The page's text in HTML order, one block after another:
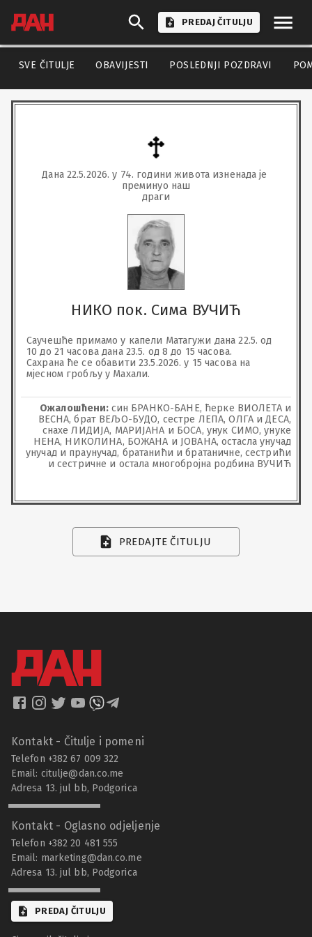
PREDAJ ČITULJU
SVE ČITULJE OBAVIJESTI POSLEDNJI POZDRAVI
Дана 22.5.2026. у 74. години живота изненада је
преминуо наш
драги
НИКО пок. Сима ВУЧИЋ
Саучешће примамо у капели Матагужи дана 22.5. од
10 до 21 часова дана 23.5. од 8 до 15 часова.
Сахрана ће се обавити 23.5.2026. у 15 часова на
мјесном гробљу у Махали.
Ожалошћени: син БРАНКО-БАНЕ, ћерке ВИОЛЕТА и
ВЕСНА, брат ВЕЉО-БУДО, сестре ЛЕПА, ОЛГА и ДЕСА,
снахе ЛИДИЈА, МАРИЈАНА и БОСА, унук СИМО, унуке
НЕНА, НИКОЛИНА, БОЖАНА и ЈОВАНА, остасла унучад
унучад и праунучад, братанићи и братаничне, сестрићи
и сестричне и остала многобројна родбина ВУЧИЋ
PREDAJTE ČITULJU
Kontakt - Čitulje i pomeni
Telefon +382 67 009 322
Email: citulje@dan.co.me
Adresa 13. jul bb, Podgorica
Kontakt - Oglasno odjeljenje
Telefon +382 20 481 555
Email: marketing@dan.co.me
Adresa 13. jul bb, Podgorica
PREDAJ ČITULJU